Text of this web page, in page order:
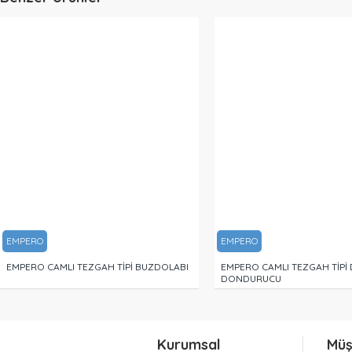
EMPERO
EMPERO CAMLI TEZGAH TİPİ BUZDOLABI
EMPERO
EMPERO CAMLI TEZGAH TİPİ
DONDURUCU
Kurumsal